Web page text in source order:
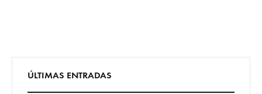
ÚLTIMAS ENTRADAS